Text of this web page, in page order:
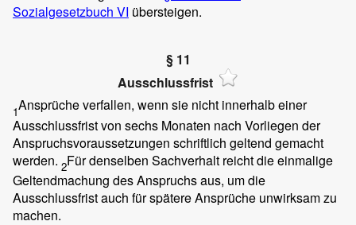
Sozialgesetzbuch VI übersteigen.
§ 11
Ausschlussfrist
1Ansprüche verfallen, wenn sie nicht innerhalb einer
Ausschlussfrist von sechs Monaten nach Vorliegen der
Anspruchsvoraussetzungen schriftlich geltend gemacht
werden. 2Für denselben Sachverhalt reicht die einmalige
Geltendmachung des Anspruchs aus, um die
Ausschlussfrist auch für spätere Ansprüche unwirksam zu
machen.